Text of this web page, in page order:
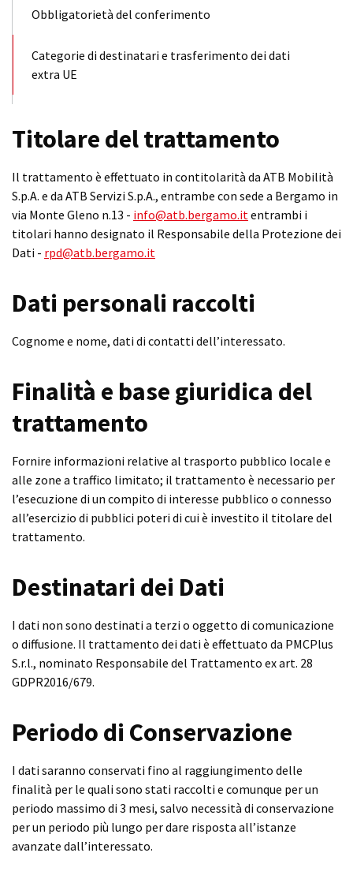
Obbligatorietà del conferimento
Categorie di destinatari e trasferimento dei dati
extra UE
Titolare del trattamento
Il trattamento è effettuato in contitolarità da ATB Mobilità
S.p.A. e da ATB Servizi S.p.A., entrambe con sede a Bergamo in
via Monte Gleno n.13 - info@atb.bergamo.it entrambi i
titolari hanno designato il Responsabile della Protezione dei
Dati - rpd@atb.bergamo.it
Dati personali raccolti
Cognome e nome, dati di contatti dell’interessato.
Finalità e base giuridica del
trattamento
Fornire informazioni relative al trasporto pubblico locale e
alle zone a traffico limitato; il trattamento è necessario per
l’esecuzione di un compito di interesse pubblico o connesso
all’esercizio di pubblici poteri di cui è investito il titolare del
trattamento.
Destinatari dei Dati
I dati non sono destinati a terzi o oggetto di comunicazione
o diffusione. Il trattamento dei dati è effettuato da PMCPlus
S.r.l., nominato Responsabile del Trattamento ex art. 28
GDPR2016/679.
Periodo di Conservazione
I dati saranno conservati fino al raggiungimento delle
finalità per le quali sono stati raccolti e comunque per un
periodo massimo di 3 mesi, salvo necessità di conservazione
per un periodo più lungo per dare risposta all’istanze
avanzate dall’interessato.